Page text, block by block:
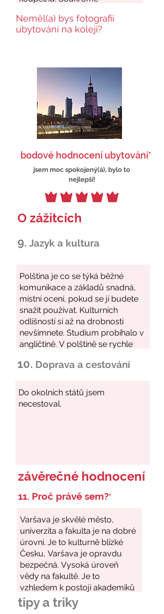
Neměl(a) bys fotografii
ubytování na koleji?
bodové hodnocení ubytování*
jsem moc spokojený(á), bylo to
nejlepší!
O zážitcích
9. Jazyk a kultura
10. Doprava a cestování
závěrečné hodnocení
11. Proč právě sem?*
tipy a triky